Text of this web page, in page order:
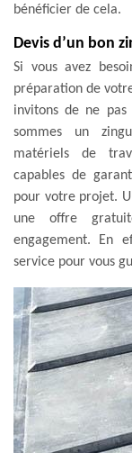
bénéficier de cela.
Devis d’un bon
Si vous avez
préparation de
invitons de ne
sommes un
matériels de
capables de
pour votre projet.
une offre
engagement. En
service pour vous